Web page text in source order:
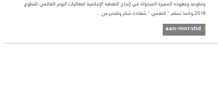
وتطوعه وجهوده المميزة المبذولة في إنجاح التغطية الإعلامية لفعاليات اليوم العالمي للتطوع
2018.وكما تسلم ” النعمي ” شهادة شكر وتقدير من ...
aan-morshd